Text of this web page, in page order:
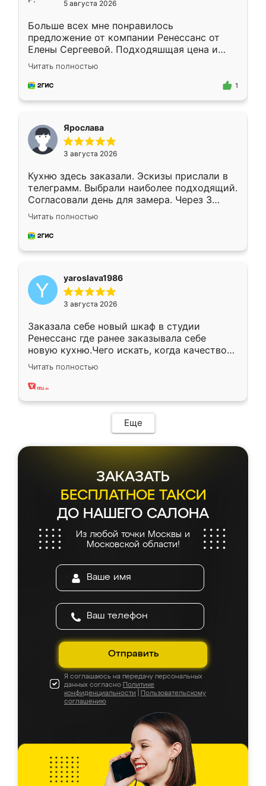
5 августа 2026
Больше всех мне понравилось
предложение от компании Ренессанс от
Елены Сергеевой. Подходяшщая цена и
короткие сроки изготовления. Приехавший
для замера сотрудник Владислав
предложил по моему эскизу самый
Читать полностью
1
Ярослава
3 августа 2026
Кухню здесь заказали. Эскизы прислали в
телеграмм. Выбрали наиболее подходящий.
Согласовали день для замера. Через 3
недели кухня была уже готова. Остались
довольны работой. Спасибо Ренессанс
мебель за качественную работу!
Читать полностью
yaroslava1986
3 августа 2026
Заказала себе новый шкаф в студии
Ренессанс где ранее заказывала себе
новую кухню.Чего искать, когда качеством
вполне довольна. Служит кухня уже почти
два года, нареканий нет.
Читать полностью
Еще
ЗАКАЗАТЬ
БЕСПЛАТНОЕ ТАКСИ
ДО НАШЕГО САЛОНА
Из любой точки Москвы и
Московской области!
Отправить
Я соглашаюсь на передачу персональных
данных согласно Политике
конфиденциальности
Пользовательскому
соглашению